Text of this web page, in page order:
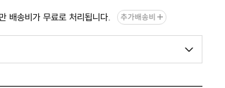
BABY 전체보기
PET 전체보기
Living 전체보기
배송비가 무료로 처리됩니다. 추가배송비